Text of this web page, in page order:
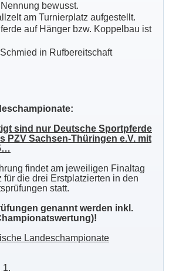
bewusst.
am Turnierplatz aufgestellt.
auf Hänger bzw. Koppelbau ist
in Rufbereitschaft
sind nur Deutsche Sportpferde
PZV Sachsen-Thüringen e.V. mit
findet am jeweiligen Finaltag
für die drei Erstplatzierten in den
statt.
genannt werden inkl.
Landeschampionate
1,